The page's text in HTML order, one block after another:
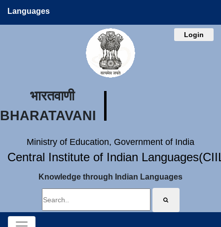
Languages
Login
भारतवाणी
BHARATAVANI
Ministry of Education, Government of India
Central Institute of Indian
Knowledge through Indian Languages